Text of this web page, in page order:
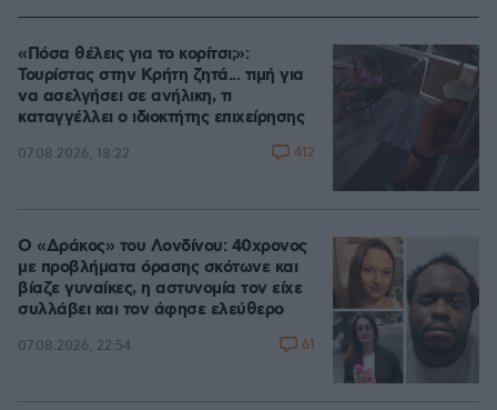
«Πόσα θέλεις για το κορίτσι;»:
Τουρίστας στην Κρήτη ζητά... τιμή για
να ασελγήσει σε ανήλικη, τι
καταγγέλλει ο ιδιοκτήτης επιχείρησης
07.08.2026, 18:22 412
Ο «Δράκος» του Λονδίνου: 40χρονος
με προβλήματα όρασης σκότωνε και
βίαζε γυναίκες, η αστυνομία τον είχε
συλλάβει και τον άφησε ελεύθερο
07.08.2026, 22:54 61